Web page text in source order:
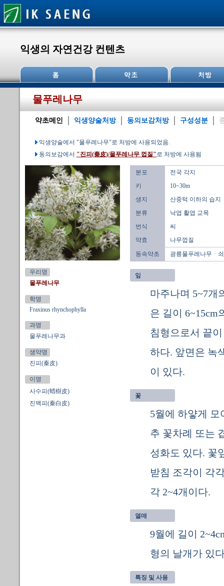
익생의 자연건강 컨텐츠
물푸레나무
약초메인 익생양술처방 동의보감처방 구성성분
익생양술에서 "물푸레나무"로 처방에 사용되었음.
동의보감에서 "진피(秦皮)/물푸레나무 껍질"로 처방에 사용됨
우리명
물푸레나무
학명
Fraxinus rhynchophylla
과명
물푸레나무과
생약명
진피(秦皮)
이명
사수피(蜡樹皮)
진백피(秦白皮)
분포
전국 각지
키
10~30m
생지
산중턱 이하의 습지
분류
낙엽 활엽 교목
번식
씨
약효
나무껍질
동속약초
광릉물푸레나무ㆍ
잎
마주나며 5~7개
은 길이 6~15cm
침형으로서 끝
하다. 앞면은 녹
이 있다.
꽃
5월에 하얗게
추 꽃차례 또는
성화도 있다. 꽃
받침 조각이 각
각 2~4개이다.
열매
9월에 길이
형의 날개가 있
특징 및 사용